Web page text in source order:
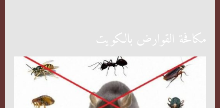
مكافحة القوارض بالكويت